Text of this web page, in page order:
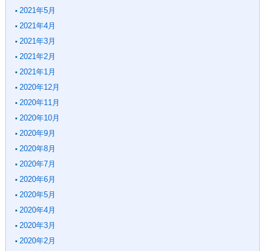
2021年5月
2021年4月
2021年3月
2021年2月
2021年1月
2020年12月
2020年11月
2020年10月
2020年9月
2020年8月
2020年7月
2020年6月
2020年5月
2020年4月
2020年3月
2020年2月